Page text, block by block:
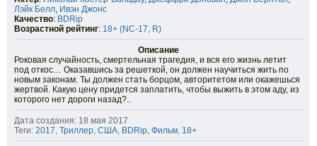
Лэйк Белл, Ивэн Джонс
Качество: BDRip
Возрастной рейтинг: 18+ (NC-17, R)
Описание
Роковая случайность, смертельная трагедия, и вся его жизнь летит
под откос… Оказавшись за решеткой, он должен научиться жить по
новым законам. Ты должен стать борцом, авторитетом или окажешься
жертвой. Какую цену придется заплатить, чтобы выжить в этом аду, из
которого нет дороги назад?..
Дата создания: 18 мая 2017
Теги: 2017, Триллер, США, BDRip, Фильм, 18+